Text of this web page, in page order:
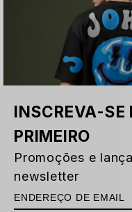
INSCREVA-SE
PRIMEIRO
Promoções e
newsletter